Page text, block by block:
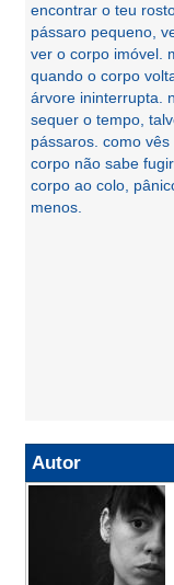
encontrar o teu
pássaro pequeno,
ver o corpo imóvel.
quando o corpo
árvore ininterrupta.
sequer o tempo,
pássaros. como
corpo não sabe
corpo ao colo,
menos.
Autor